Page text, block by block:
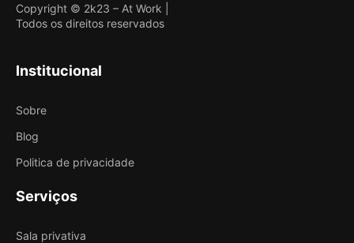
Copyright © 2k23 – At Work |
Todos os direitos reservados
Institucional
Sobre
Blog
Politica de privacidade
Serviços
Sala privativa